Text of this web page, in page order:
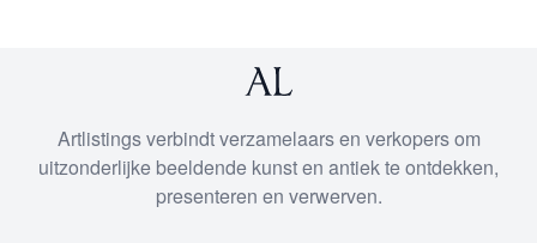
Artlistings verbindt verzamelaars en verkopers om
uitzonderlijke beeldende kunst en antiek te ontdekken,
presenteren en verwerven.